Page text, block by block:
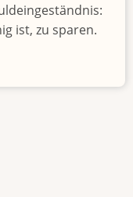
ist, zu sparen.